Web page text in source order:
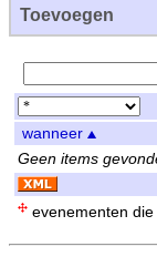
Toevoegen
wanneer
Geen items
evenementen